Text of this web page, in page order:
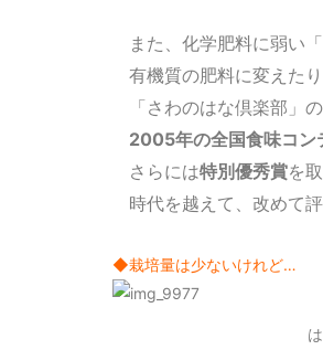
また、化学肥料に弱い「
有機質の肥料に変えた
「さわのはな倶楽部」
2005年の全国食味コン
さらには特別優秀賞を
時代を越えて、改めて
◆栽培量は少ないけれど…